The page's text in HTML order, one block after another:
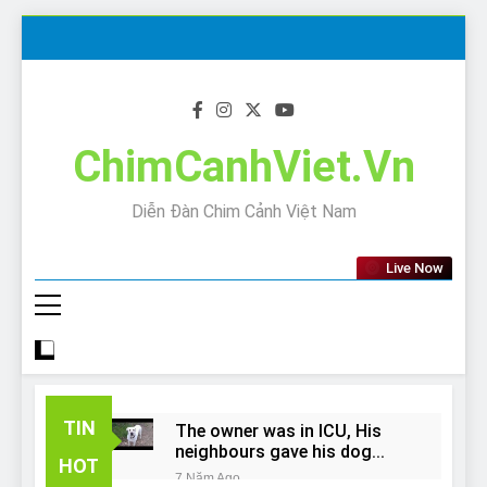
ChimCanhViet.Vn
Diễn Đàn Chim Cảnh Việt Nam
Live Now
TIN
HOT
The owner was in ICU, His
neighbours gave his dog
away!
7 Năm Ago